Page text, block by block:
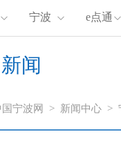
宁波 e点通
新闻
国宁波网 > 新闻中心 >